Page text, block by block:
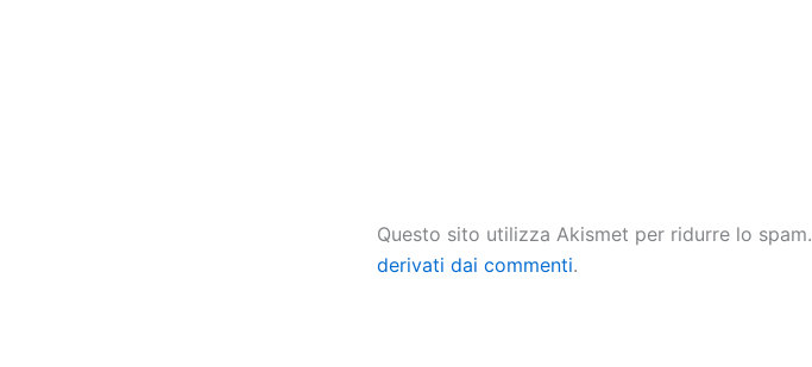
Questo sito utilizza Akismet per ridurre lo spam.
derivati dai commenti.